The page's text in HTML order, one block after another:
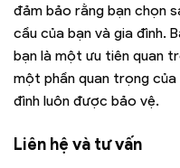
đảm bảo rằng bạn chọn
cầu của bạn và gia đình.
bạn là một ưu tiên quan
một phần quan trọng
đình luôn được bảo vệ.
Liên hệ và tư vấn